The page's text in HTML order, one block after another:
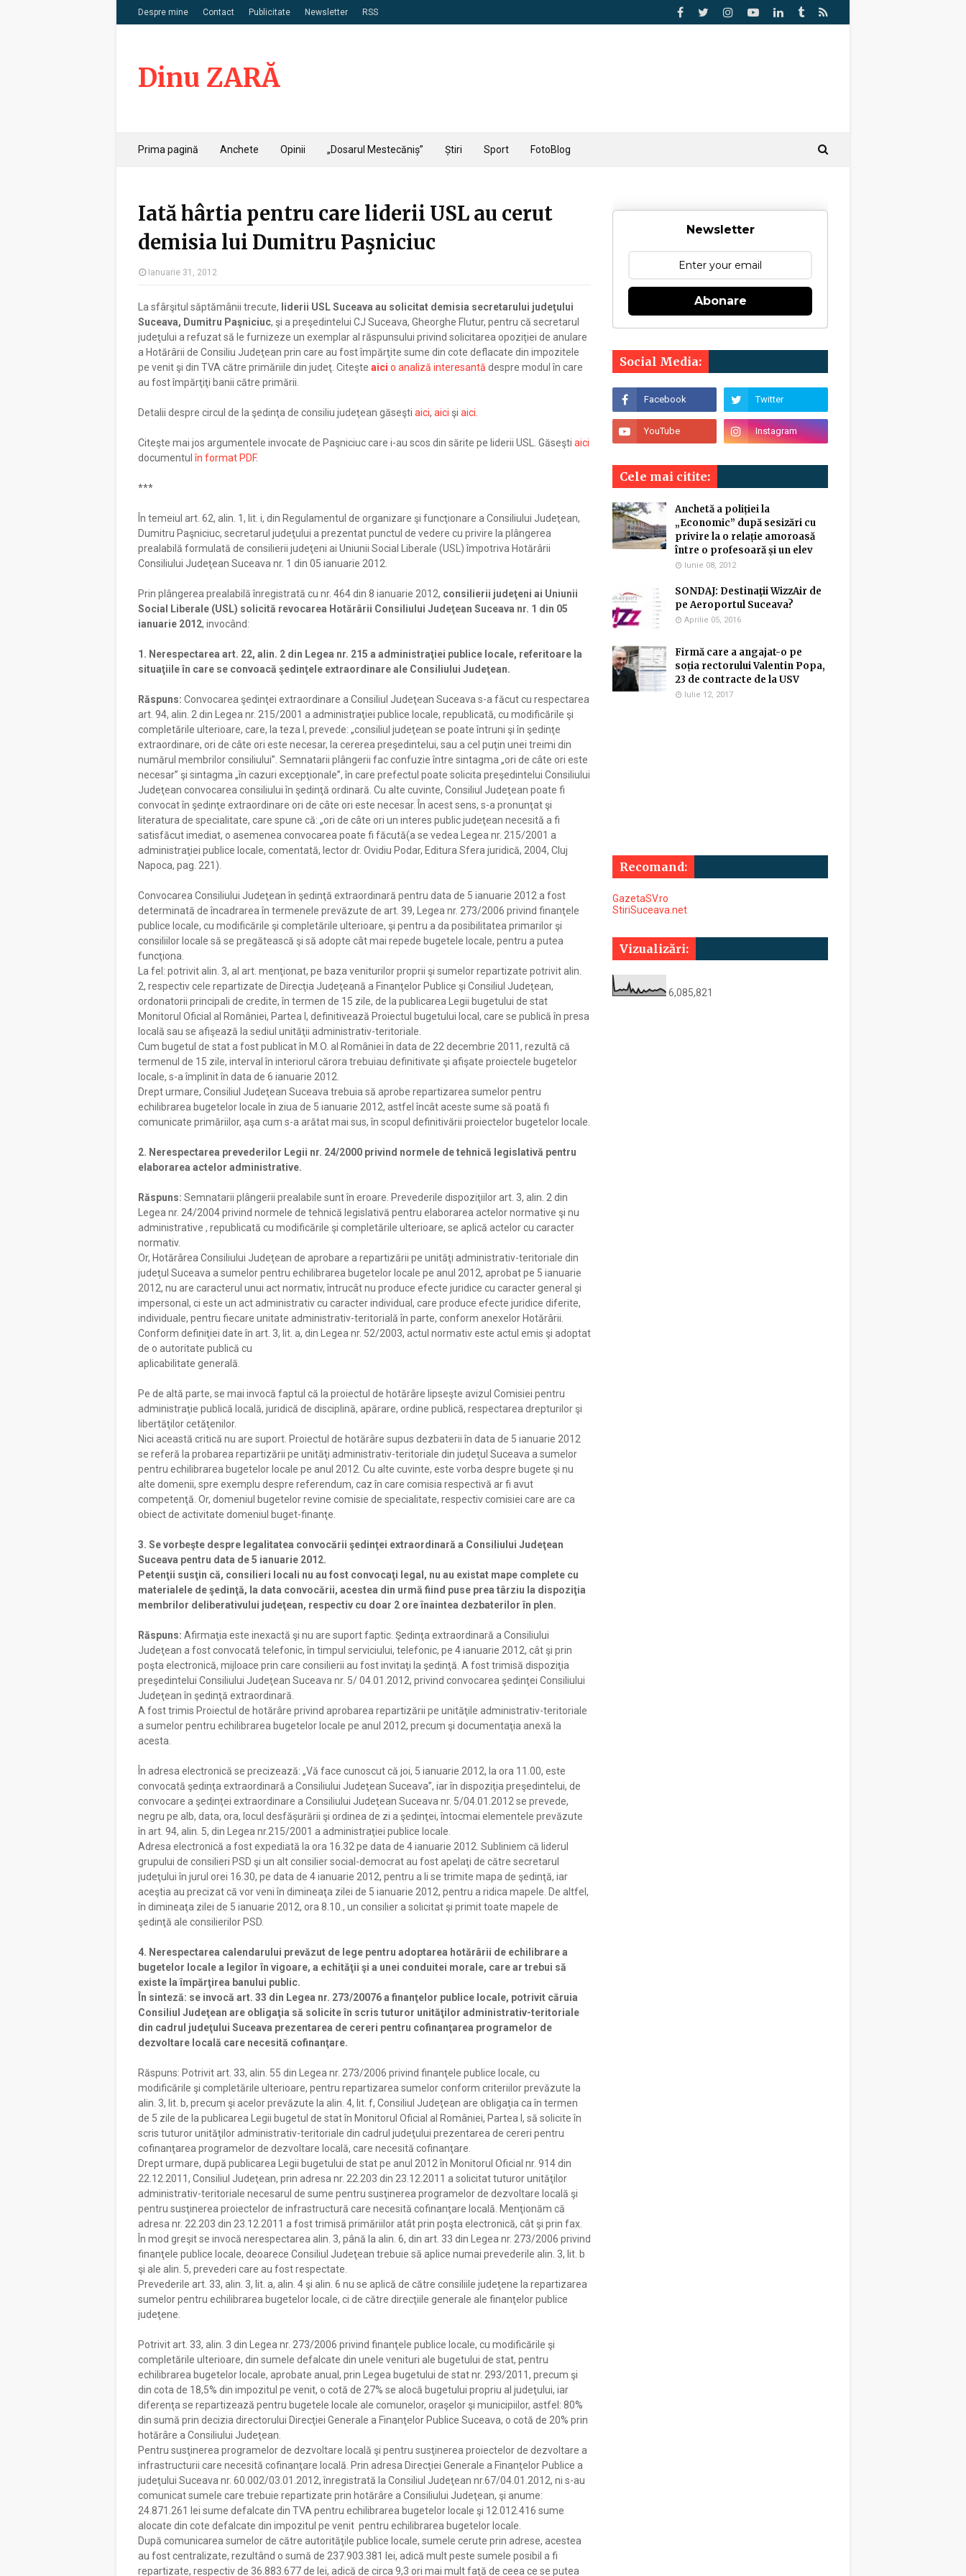
Despre mine Contact Publicitate Newsletter RSS
Dinu ZARĂ
Prima pagină Anchete Opinii „Dosarul Mestecăniș” Știri Sport FotoBlog
Iată hârtia pentru care liderii USL au cerut
demisia lui Dumitru Paşniciuc
Ianuarie 31, 2012
La sfârşitul săptămânii trecute, liderii USL Suceava au solicitat demisia secretarului judeţului
Suceava, Dumitru Paşniciuc, şi a preşedintelui CJ Suceava, Gheorghe Flutur, pentru că secretarul
judeţului a refuzat să le furnizeze un exemplar al răspunsului privind solicitarea opoziţiei de anulare
a Hotărârii de Consiliu Judeţean prin care au fost împărţite sume din cote deflacate din impozitele
pe venit şi din TVA către primăriile din judeţ. Citeşte aici o analiză interesantă despre modul în care
au fost împărţiţi banii către primării.
Detalii despre circul de la şedinţa de consiliu judeţean găseşti aici, aici şi aici
Citeşte mai jos argumentele invocate de Paşniciuc care i-au scos din sărite pe liderii USL. Găseşti aici
documentulîn format PDF.
***
În temeiul art. 62, alin. 1, lit. i, din Regulamentul de organizare şi funcţionare a Consiliului Judeţean,
Dumitru Paşniciuc, secretarul judeţului a prezentat punctul de vedere cu privire la plângerea
prealabilă formulată de consilierii judeţeni ai Uniunii Social Liberale (USL) împotriva Hotărârii
Consiliului Judeţean Suceava nr. 1 din 05 ianuarie 2012.
Prin plângerea prealabilă înregistrată cu nr. 464 din 8 ianuarie 2012, consilierii judeţeni ai Uniunii
Social Liberale (USL) solicită revocarea Hotărârii Consiliului Judeţean Suceava nr. 1 din 05
ianuarie 2012, invocând:
1. Nerespectarea art. 22, alin. 2 din Legea nr. 215 a administraţiei publice locale, referitoare la
situaţiile în care se convoacă şedinţele extraordinare ale Consiliului Judeţean.
Răspuns: Convocarea şedinţei extraordinare a Consiliul Judeţean Suceava s-a făcut cu respectarea
art. 94, alin. 2 din Legea nr. 215/2001 a administraţiei publice locale, republicată, cu modificările şi
completările ulterioare, care, la teza I, prevede: „consiliul judeţean se poate întruni şi în şedinţe
extraordinare, ori de câte ori este necesar, la cererea preşedintelui, sau a cel puţin unei treimi din
numărul membrilor consiliului”. Semnatarii plângerii fac confuzie între sintagma „ori de câte ori este
necesar” şi sintagma „în cazuri excepţionale”, în care prefectul poate solicita preşedintelui Consiliului
Judeţean convocarea consiliului în şedinţă ordinară. Cu alte cuvinte, Consiliul Judeţean poate fi
convocat în şedinţe extraordinare ori de câte ori este necesar. În acest sens, s-a pronunţat şi
literatura de specialitate, care spune că: „ori de câte ori un interes public judeţean necesită a fi
satisfăcut imediat, o asemenea convocarea poate fi făcută(a se vedea Legea nr. 215/2001 a
administraţiei publice locale, comentată, lector dr. Ovidiu Podar, Editura Sfera juridică, 2004, Cluj
Napoca, pag. 221).
Convocarea Consiliului Judeţean în şedinţă extraordinară pentru data de 5 ianuarie 2012 a fost
determinată de încadrarea în termenele prevăzute de art. 39, Legea nr. 273/2006 privind finanţele
publice locale, cu modificările şi completările ulterioare, şi pentru a da posibilitatea primarilor şi
consiliilor locale să se pregătească şi să adopte cât mai repede bugetele locale, pentru a putea
funcţiona.
La fel: potrivit alin. 3, al art. menţionat, pe baza veniturilor proprii şi sumelor repartizate potrivit alin.
2, respectiv cele repartizate de Direcţia Judeţeană a Finanţelor Publice şi Consiliul Judeţean,
ordonatorii principali de credite, în termen de 15 zile, de la publicarea Legii bugetului de stat
Monitorul Oficial al României, Partea I, definitivează Proiectul bugetului local, care se publică în presa
locală sau se afişează la sediul unităţii administrativ-teritoriale.
Cum bugetul de stat a fost publicat în M.O. al României în data de 22 decembrie 2011, rezultă că
termenul de 15 zile, interval în interiorul cărora trebuiau definitivate şi afişate proiectele bugetelor
locale, s-a împlinit în data de 6 ianuarie 2012.
Drept urmare, Consiliul Judeţean Suceava trebuia să aprobe repartizarea sumelor pentru
echilibrarea bugetelor locale în ziua de 5 ianuarie 2012, astfel încât aceste sume să poată fi
comunicate primăriilor, aşa cum s-a arătat mai sus, în scopul definitivării proiectelor bugetelor locale.
2. Nerespectarea prevederilor Legii nr. 24/2000 privind normele de tehnică legislativă pentru
elaborarea actelor administrative.
Răspuns: Semnatarii plângerii prealabile sunt în eroare. Prevederile dispoziţiilor art. 3, alin. 2 din
Legea nr. 24/2004 privind normele de tehnică legislativă pentru elaborarea actelor normative şi nu
administrative , republicată cu modificările şi completările ulterioare, se aplică actelor cu caracter
normativ.
Or, Hotărârea Consiliului Judeţean de aprobare a repartizării pe unităţi administrativ-teritoriale din
judeţul Suceava a sumelor pentru echilibrarea bugetelor locale pe anul 2012, aprobat pe 5 ianuarie
2012, nu are caracterul unui act normativ, întrucât nu produce efecte juridice cu caracter general şi
impersonal, ci este un act administrativ cu caracter individual, care produce efecte juridice diferite,
individuale, pentru fiecare unitate administrativ-teritorială în parte, conform anexelor Hotărârii.
Conform definiţiei date în art. 3, lit. a, din Legea nr. 52/2003, actul normativ este actul emis şi adoptat
de o autoritate publică cu
aplicabilitate generală.
Pe de altă parte, se mai invocă faptul că la proiectul de hotărâre lipseşte avizul Comisiei pentru
administraţie publică locală, juridică de disciplină, apărare, ordine publică, respectarea drepturilor şi
libertăţilor cetăţenilor.
Nici această critică nu are suport. Proiectul de hotărâre supus dezbaterii în data de 5 ianuarie 2012
se referă la probarea repartizării pe unităţi administrativ-teritoriale din judeţul Suceava a sumelor
pentru echilibrarea bugetelor locale pe anul 2012. Cu alte cuvinte, este vorba despre bugete şi nu
alte domenii, spre exemplu despre referendum, caz în care comisia respectivă ar fi avut
competenţă. Or, domeniul bugetelor revine comisie de specialitate, respectiv comisiei care are ca
obiect de activitate domeniul buget-finanţe.
3. Se vorbeşte despre legalitatea convocării şedinţei extraordinară a Consiliului Judeţean
Suceava pentru data de 5 ianuarie 2012.
Petenţii susţin că, consilieri locali nu au fost convocaţi legal, nu au existat mape complete cu
materialele de şedinţă, la data convocării, acestea din urmă fiind puse prea târziu la dispoziţia
membrilor deliberativului judeţean, respectiv cu doar 2 ore înaintea dezbaterilor în plen.
Răspuns: Afirmaţia este inexactă şi nu are suport faptic. Şedinţa extraordinară a Consiliului
Judeţean a fost convocată telefonic, în timpul serviciului, telefonic, pe 4 ianuarie 2012, cât şi prin
poşta electronică, mijloace prin care consilierii au fost invitaţi la şedinţă. A fost trimisă dispoziţia
preşedintelui Consiliului Judeţean Suceava nr. 5/ 04.01.2012, privind convocarea şedinţei Consiliului
Judeţean în şedinţă extraordinară.
A fost trimis Proiectul de hotărâre privind aprobarea repartizării pe unităţile administrativ-teritoriale
a sumelor pentru echilibrarea bugetelor locale pe anul 2012, precum şi documentaţia anexă la
acesta.
În adresa electronică se precizează: „Vă face cunoscut că joi, 5 ianuarie 2012, la ora 11.00, este
convocată şedinţa extraordinară a Consiliului Judeţean Suceava”, iar în dispoziţia preşedintelui, de
convocare a şedinţei extraordinare a Consiliului Judeţean Suceava nr. 5/04.01.2012 se prevede,
negru pe alb, data, ora, locul desfăşurării şi ordinea de zi a şedinţei, întocmai elementele prevăzute
în art. 94, alin. 5, din Legea nr.215/2001 a administraţiei publice locale.
Adresa electronică a fost expediată la ora 16.32 pe data de 4 ianuarie 2012. Subliniem că liderul
grupului de consilieri PSD şi un alt consilier social-democrat au fost apelaţi de către secretarul
judeţului în jurul orei 16.30, pe data de 4 ianuarie 2012, pentru a li se trimite mapa de şedinţă, iar
aceştia au precizat că vor veni în dimineaţa zilei de 5 ianuarie 2012, pentru a ridica mapele. De altfel,
în dimineaţa zilei de 5 ianuarie 2012, ora 8.10., un consilier a solicitat şi primit toate mapele de
şedinţă ale consilierilor PSD.
4. Nerespectarea calendarului prevăzut de lege pentru adoptarea hotărârii de echilibrare a
bugetelor locale a legilor în vigoare, a echităţii şi a unei conduitei morale, care ar trebui să
existe la împărţirea banului public.
În sinteză: se invocă art. 33 din Legea nr. 273/20076 a finanţelor publice locale, potrivit căruia
Consiliul Judeţean are obligaţia să solicite în scris tuturor unităţilor administrativ-teritoriale
din cadrul judeţului Suceava prezentarea de cereri pentru cofinanţarea programelor de
dezvoltare locală care necesită cofinanţare.
Răspuns: Potrivit art. 33, alin. 55 din Legea nr. 273/2006 privind finanţele publice locale, cu
modificările şi completările ulterioare, pentru repartizarea sumelor conform criteriilor prevăzute la
alin. 3, lit. b, precum şi acelor prevăzute la alin. 4, lit. f, Consiliul Judeţean are obligaţia ca în termen
de 5 zile de la publicarea Legii bugetul de stat în Monitorul Oficial al României, Partea I, să solicite în
scris tuturor unităţilor administrativ-teritoriale din cadrul judeţului prezentarea de cereri pentru
cofinanţarea programelor de dezvoltare locală, care necesită cofinanţare.
Drept urmare, după publicarea Legii bugetului de stat pe anul 2012 în Monitorul Oficial nr. 914 din
22.12.2011, Consiliul Judeţean, prin adresa nr. 22.203 din 23.12.2011 a solicitat tuturor unităţilor
administrativ-teritoriale necesarul de sume pentru susţinerea programelor de dezvoltare locală şi
pentru susţinerea proiectelor de infrastructură care necesită cofinanţare locală. Menţionăm că
adresa nr. 22.203 din 23.12.2011 a fost trimisă primăriilor atât prin poşta electronică, cât şi prin fax.
În mod greşit se invocă nerespectarea alin. 3, până la alin. 6, din art. 33 din Legea nr. 273/2006 privind
finanţele publice locale, deoarece Consiliul Judeţean trebuie să aplice numai prevederile alin. 3, lit. b
şi ale alin. 5, prevederi care au fost respectate.
Prevederile art. 33, alin. 3, lit. a, alin. 4 şi alin. 6 nu se aplică de către consiliile judeţene la repartizarea
sumelor pentru echilibrarea bugetelor locale, ci de către direcţiile generale ale finanţelor publice
judeţene.
Potrivit art. 33, alin. 3 din Legea nr. 273/2006 privind finanţele publice locale, cu modificările şi
completările ulterioare, din sumele defalcate din unele venituri ale bugetului de stat, pentru
echilibrarea bugetelor locale, aprobate anual, prin Legea bugetului de stat nr. 293/2011, precum şi
din cota de 18,5% din impozitul pe venit, o cotă de 27% se alocă bugetului propriu al judeţului, iar
diferenţa se repartizează pentru bugetele locale ale comunelor, oraşelor şi municipiilor, astfel: 80%
din sumă prin decizia directorului Direcţiei Generale a Finanţelor Publice Suceava, o cotă de 20% prin
hotărâre a Consiliului Judeţean.
Pentru susţinerea programelor de dezvoltare locală şi pentru susţinerea proiectelor de dezvoltare a
infrastructurii care necesită cofinanţare locală. Prin adresa Direcţiei Generale a Finanţelor Publice a
judeţului Suceava nr. 60.002/03.01.2012, înregistrată la Consiliul Judeţean nr.67/04.01.2012, ni s-au
comunicat sumele care trebuie repartizate prin hotărâre a Consiliului Judeţean, şi anume:
24.871.261 lei sume defalcate din TVA pentru echilibrarea bugetelor locale şi 12.012.416 sume
alocate din cote defalcate din impozitul pe venit pentru echilibrarea bugetelor locale.
După comunicarea sumelor de către autorităţile publice locale, sumele cerute prin adrese, acestea
au fost centralizate, rezultând o sumă de 237.903.381 lei, adică mult peste sumele posibil a fi
repartizate, respectiv de 36.883.677 de lei, adică de circa 9,3 ori mai mult faţă de ceea ce se putea
Newsletter
Abonare
Social Media:
Cele mai citite:
Anchetă a poliției la
„Economic” după sesizări cu
privire la o relație amoroasă
între o profesoară și un elev
Iunie 08, 2012
SONDAJ: Destinaţii WizzAir de
pe Aeroportul Suceava?
Aprilie 05, 2016
Firmă care a angajat-o pe
soția rectorului Valentin Popa,
23 de contracte de la USV
Iulie 12, 2017
Recomand:
GazetaSV.ro
StiriSuceava.net
Vizualizări:
6,085,821